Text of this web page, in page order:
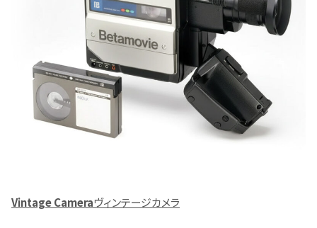
Vintage Cameraヴィンテージカメラ